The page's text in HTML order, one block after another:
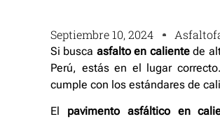
Septiembre 10, 2024
Si busca asfalto en calientede
Perú, estás en el lugar
cumple con los estándares de
El pavimento asfáltico en